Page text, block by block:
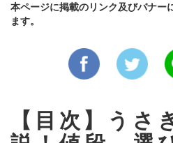
本ページに掲載のリンク及びバナー
ます。
【目次】うさ